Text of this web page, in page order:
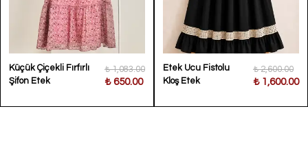
Küçük Çiçekli Fırfırlı
Şifon Etek
₺ 1,083.00
₺ 650.00
Etek Ucu Fistolu
Kloş Etek
₺ 2,600.00
₺ 1,600.00